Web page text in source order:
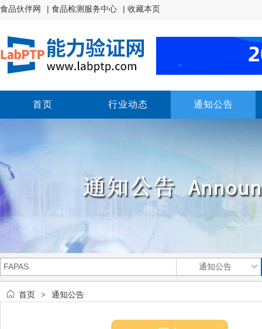
食品伙伴网 | 食品检测服务中心 | 收藏本页
首页 行业动态 通知公告
首页 > 通知公告